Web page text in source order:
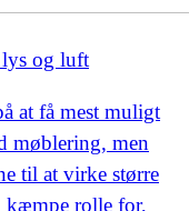
lys og luft
at få mest muligt
møblering, men
til at virke større
kæmpe rolle for,